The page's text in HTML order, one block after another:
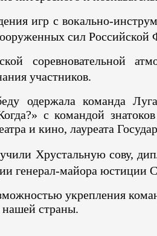
игр с вокально-
сил
соревновательной
участников.
одержала команда
с командой
и кино, лауреата
Хрустальную сову,
генерал-майора юстиции
укрепления
нашей страны.